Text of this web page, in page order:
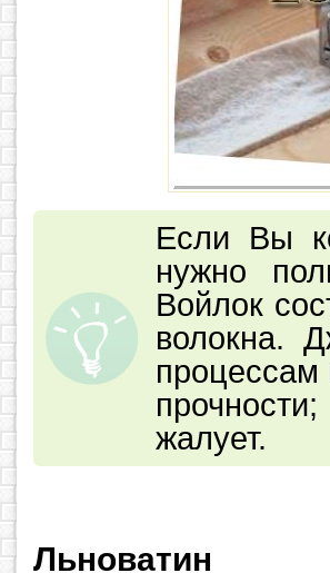
Если Вы
нужно
Войлок
волокна.
процессам
жалует.
Льноватин